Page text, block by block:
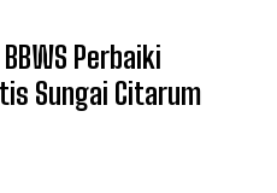
Perbaiki
Sungai Citarum